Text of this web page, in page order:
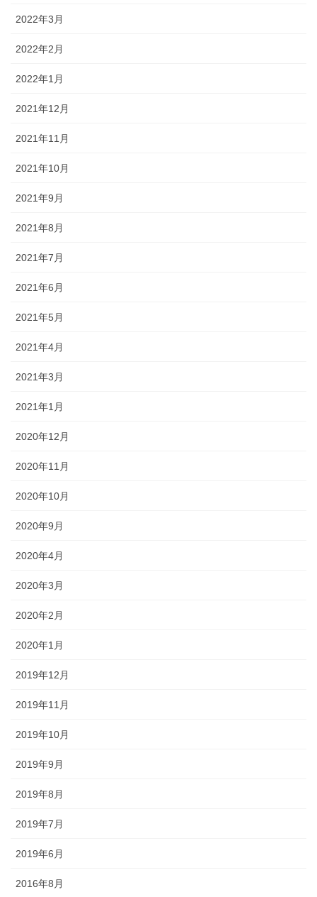
2022年3月
2022年2月
2022年1月
2021年12月
2021年11月
2021年10月
2021年9月
2021年8月
2021年7月
2021年6月
2021年5月
2021年4月
2021年3月
2021年1月
2020年12月
2020年11月
2020年10月
2020年9月
2020年4月
2020年3月
2020年2月
2020年1月
2019年12月
2019年11月
2019年10月
2019年9月
2019年8月
2019年7月
2019年6月
2016年8月